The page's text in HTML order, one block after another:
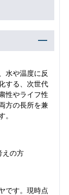
水や温度に反
する、次世代
性やライフ性
方の長所を兼
。
えの方
です。現時点